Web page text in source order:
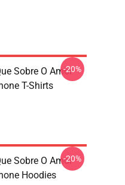
Sobre O Amor
T-Shirts
-20%
Sobre O Amor
Hoodies
-20%